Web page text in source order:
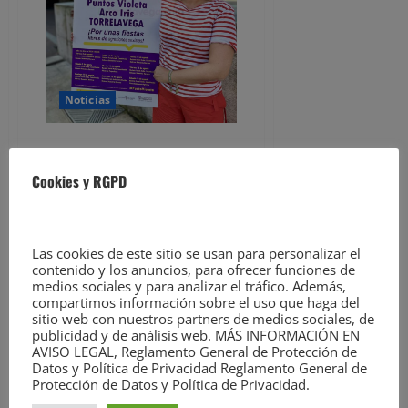
Noticias
Patricia Portilla valora como
Puntos Violeta y Arco Iris
David Laguillo
22 de agosto
de 2025
Noticias de Torrelavega en
EsTorrelavega.com –
Periódico digital de
Torrelavega y comarca,
líder desde 2007
Cookies y RGPD
Las cookies de este sitio se usan para personalizar el
contenido y los anuncios, para ofrecer funciones de
medios sociales y para analizar el tráfico. Además,
compartimos información sobre el uso que haga del
sitio web con nuestros partners de medios sociales, de
publicidad y de análisis web. MÁS INFORMACIÓN EN
AVISO LEGAL, Reglamento General de Protección de
Datos y Política de Privacidad Reglamento General de
Protección de Datos y Política de Privacidad.